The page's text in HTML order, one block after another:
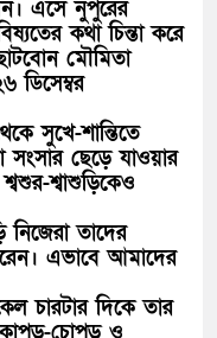
এসে নুপুরের
কথা চিন্তা করে
মৌমিতা
ডিসেম্বর
সুখে-শান্তিতে
সংসার ছেড়ে যাওয়ার
শ্বাশুড়িকেও
নিজেরা তাদের
এভাবে আমাদের
চারটার দিকে তার
কাপড়-চোপড় ও